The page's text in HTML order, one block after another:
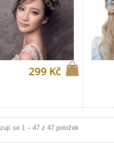
299 Kč
se 1 – 47 z 47 položek